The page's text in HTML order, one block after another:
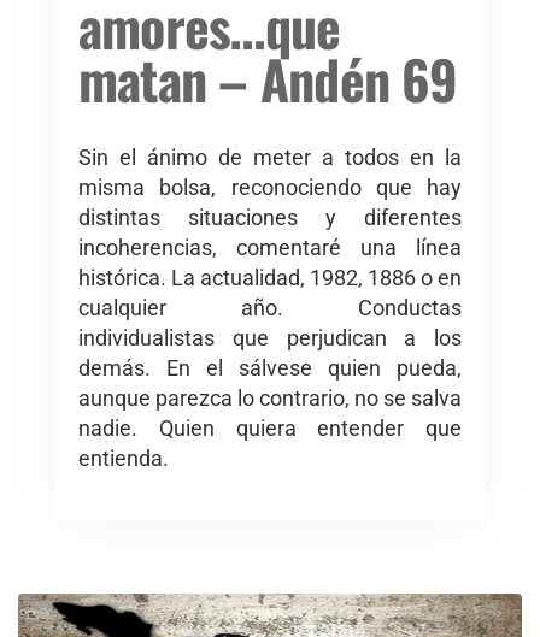
amores…que
matan – Andén 69
Sin el ánimo de meter a todos en la
misma bolsa, reconociendo que hay
distintas situaciones y diferentes
incoherencias, comentaré una línea
histórica. La actualidad, 1982, 1886 o en
cualquier año. Conductas
individualistas que perjudican a los
demás. En el sálvese quien pueda,
aunque parezca lo contrario, no se salva
nadie. Quien quiera entender que
entienda.